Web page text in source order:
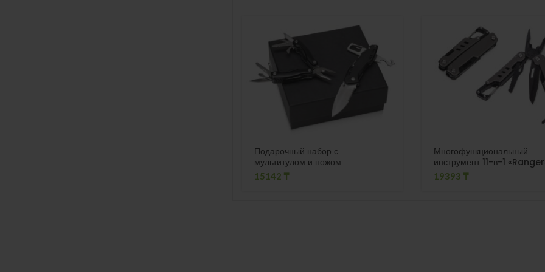
Подарочный набор с
мультитулом и ножом
«Blacksmith»
15142 ₸
Многофункциональный
инструмент 11-в-1
19393 ₸